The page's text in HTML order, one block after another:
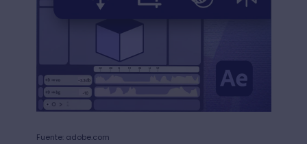
Fuente: adobe.com